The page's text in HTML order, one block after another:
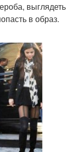
выглядеть
в образ.